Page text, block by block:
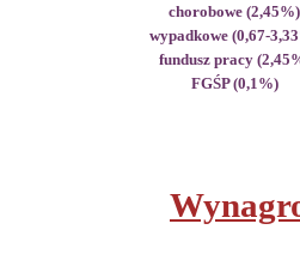
chorobowe (2,45%)
wypadkowe (0,67-
fundusz pracy
FGŚP (0,1%)